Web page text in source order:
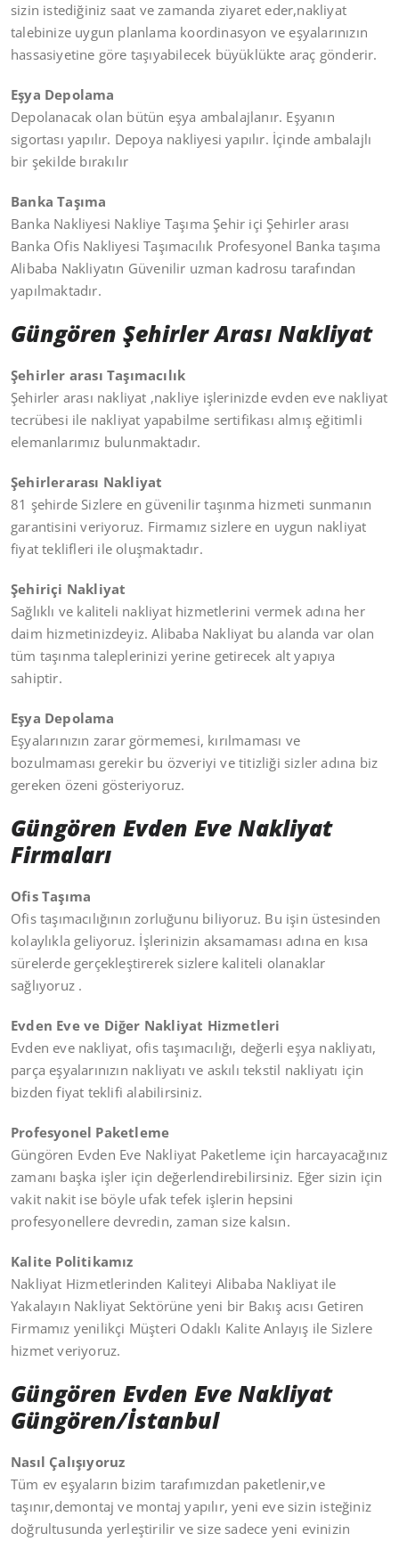
sizin istediğiniz saat ve zamanda ziyaret eder,nakliyat
talebinize uygun planlama koordinasyon ve eşyalarınızın
hassasiyetine göre taşıyabilecek büyüklükte araç gönderir.
Eşya Depolama
Depolanacak olan bütün eşya ambalajlanır. Eşyanın
sigortası yapılır. Depoya nakliyesi yapılır. İçinde ambalajlı
bir şekilde bırakılır
Banka Taşıma
Banka Nakliyesi Nakliye Taşıma Şehir içi Şehirler arası
Banka Ofis Nakliyesi Taşımacılık Profesyonel Banka taşıma
Alibaba Nakliyatın Güvenilir uzman kadrosu tarafından
yapılmaktadır.
Güngören Şehirler Arası Nakliyat
Şehirler arası Taşımacılık
Şehirler arası nakliyat ,nakliye işlerinizde evden eve nakliyat
tecrübesi ile nakliyat yapabilme sertifikası almış eğitimli
elemanlarımız bulunmaktadır.
Şehirlerarası Nakliyat
81 şehirde Sizlere en güvenilir taşınma hizmeti sunmanın
garantisini veriyoruz. Firmamız sizlere en uygun nakliyat
fiyat teklifleri ile oluşmaktadır.
Şehiriçi Nakliyat
Sağlıklı ve kaliteli nakliyat hizmetlerini vermek adına her
daim hizmetinizdeyiz. Alibaba Nakliyat bu alanda var olan
tüm taşınma taleplerinizi yerine getirecek alt yapıya
sahiptir.
Eşya Depolama
Eşyalarınızın zarar görmemesi, kırılmaması ve
bozulmaması gerekir bu özveriyi ve titizliği sizler adına biz
gereken özeni gösteriyoruz.
Güngören Evden Eve Nakliyat
Firmaları
Ofis Taşıma
Ofis taşımacılığının zorluğunu biliyoruz. Bu işin üstesinden
kolaylıkla geliyoruz. İşlerinizin aksamaması adına en kısa
sürelerde gerçekleştirerek sizlere kaliteli olanaklar
sağlıyoruz .
Evden Eve ve Diğer Nakliyat Hizmetleri
Evden eve nakliyat, ofis taşımacılığı, değerli eşya nakliyatı,
parça eşyalarınızın nakliyatı ve askılı tekstil nakliyatı için
bizden fiyat teklifi alabilirsiniz.
Profesyonel Paketleme
Güngören Evden Eve Nakliyat Paketleme için harcayacağınız
zamanı başka işler için değerlendirebilirsiniz. Eğer sizin için
vakit nakit ise böyle ufak tefek işlerin hepsini
profesyonellere devredin, zaman size kalsın.
Kalite Politikamız
Nakliyat Hizmetlerinden Kaliteyi Alibaba Nakliyat ile
Yakalayın Nakliyat Sektörüne yeni bir Bakış acısı Getiren
Firmamız yenilikçi Müşteri Odaklı Kalite Anlayış ile Sizlere
hizmet veriyoruz.
Güngören Evden Eve Nakliyat
Güngören/İstanbul
Nasıl Çalışıyoruz
Tüm ev eşyaların bizim tarafımızdan paketlenir,ve
taşınır,demontaj ve montaj yapılır, yeni eve sizin isteğiniz
doğrultusunda yerleştirilir ve size sadece yeni evinizin